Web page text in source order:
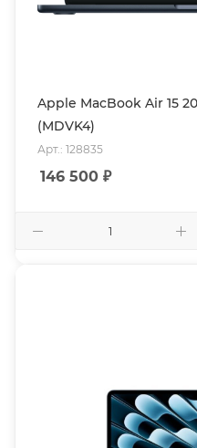
Apple MacBook Air 15
(MDVK4)
Арт.: 128835
146 500 ₽